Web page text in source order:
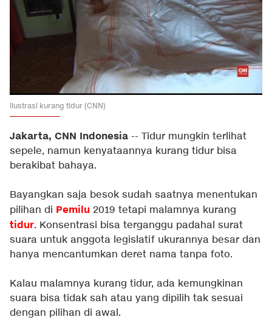
ilustrasi kurang tidur (CNN)
Jakarta, CNN Indonesia -- Tidur mungkin terlihat
sepele, namun kenyataannya kurang tidur bisa
berakibat bahaya.
Bayangkan saja besok sudah saatnya menentukan
pilihan di Pemilu 2019 tetapi malamnya kurang
tidur. Konsentrasi bisa terganggu padahal surat
suara untuk anggota legislatif ukurannya besar dan
hanya mencantumkan deret nama tanpa foto.
Kalau malamnya kurang tidur, ada kemungkinan
suara bisa tidak sah atau yang dipilih tak sesuai
dengan pilihan di awal.